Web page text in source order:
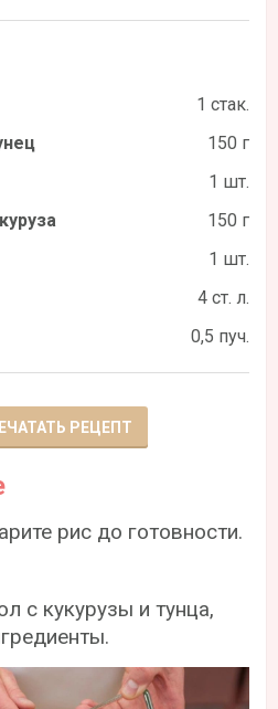
1 стак.
150 г
1 шт.
150 г
1 шт.
4 ст. л.
0,5 пуч.
РЕЦЕПТ
рис до готовности.
с кукурузы и тунца,